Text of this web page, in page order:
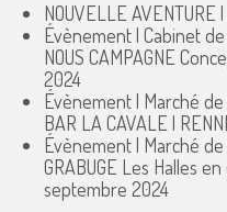
NOUVELLE AVENTURE
Évènement | Cabinet
NOUS CAMPAGNE
2024
Évènement | Marché
BAR LA CAVALE |
Évènement | Marché
GRABUGE Les Halles
septembre 2024